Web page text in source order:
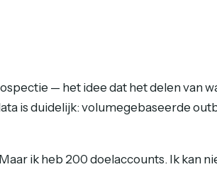
— het idee dat het delen van
is duidelijk: volumegebaseerde
ik heb 200 doelaccounts. Ik kan